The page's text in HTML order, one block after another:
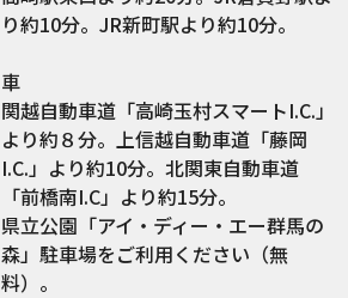
り約10分。JR新町駅より約10分。
車
関越自動車道「高崎玉村スマートI.C.」
より約８分。上信越自動車道「藤岡
I.C.」より約10分。北関東自動車道
「前橋南I.C」より約15分。
県立公園「アイ・ディー・エー群馬の
森」駐車場をご利用ください（無
料）。